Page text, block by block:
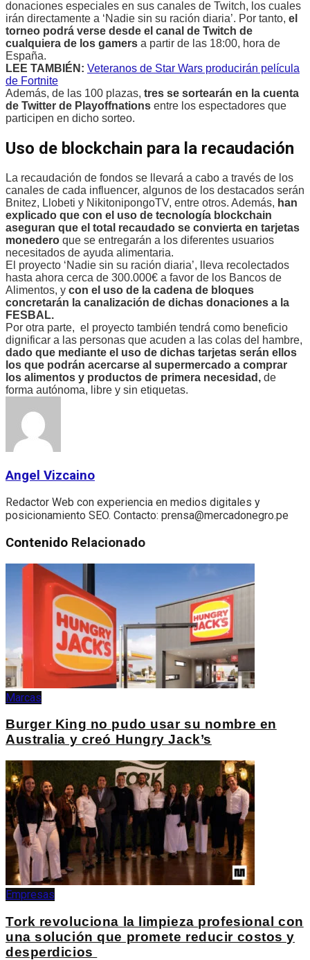
donaciones especiales en sus canales de Twitch, los cuales
irán directamente a ‘Nadie sin su ración diaria’. Por tanto, el
torneo podrá verse desde el canal de Twitch de
cualquiera de los gamers a partir de las 18:00, hora de
España.
LEE TAMBIÉN: Veteranos de Star Wars producirán película
de Fortnite
Además, de las 100 plazas, tres se sortearán en la cuenta
de Twitter de Playoffnations entre los espectadores que
participen en dicho sorteo.
Uso de blockchain para la recaudación
La recaudación de fondos se llevará a cabo a través de los
canales de cada influencer, algunos de los destacados serán
Bnitez, Llobeti y NikitonipongoTV, entre otros. Además, han
explicado que con el uso de tecnología blockchain
aseguran que el total recaudado se convierta en tarjetas
monedero que se entregarán a los diferentes usuarios
necesitados de ayuda alimentaria.
El proyecto ‘Nadie sin su ración diaria’, lleva recolectados
hasta ahora cerca de 300.000€ a favor de los Bancos de
Alimentos, y con el uso de la cadena de bloques
concretarán la canalización de dichas donaciones a la
FESBAL.
Por otra parte, el proyecto también tendrá como beneficio
dignificar a las personas que acuden a las colas del hambre,
dado que mediante el uso de dichas tarjetas serán ellos
los que podrán acercarse al supermercado a comprar
los alimentos y productos de primera necesidad, de
forma autónoma, libre y sin etiquetas.
Angel Vizcaino
Redactor Web con experiencia en medios digitales y
posicionamiento SEO. Contacto: prensa@mercadonegro.pe
Contenido Relacionado
Marcas
Burger King no pudo usar su nombre en
Australia y creó Hungry Jack’s
Empresas
Tork revoluciona la limpieza profesional con
una solución que promete reducir costos y
desperdicios